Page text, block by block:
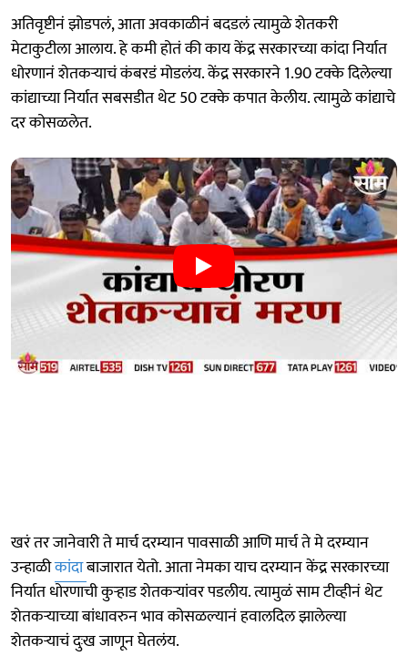
अतिवृष्टीनं झोडपलं, आता अवकाळीनं बदडलं त्यामुळे शेतकरी
मेटाकुटीला आलाय. हे कमी होतं की काय केंद्र सरकारच्या कांदा निर्यात
धोरणानं शेतकऱ्याचं कंबरडं मोडलंय. केंद्र सरकारने 1.90 टक्के दिलेल्या
कांद्याच्या निर्यात सबसडीत थेट 50 टक्के कपात केलीय. त्यामुळे कांद्याचे
दर कोसळलेत.
खरं तर जानेवारी ते मार्च दरम्यान पावसाळी आणि मार्च ते मे दरम्यान
उन्हाळीकांदाबाजारात येतो. आता नेमका याच दरम्यान केंद्र सरकारच्या
निर्यात धोरणाची कुऱ्हाड शेतकऱ्यांवर पडलीय. त्यामुळं साम टीव्हीनं थेट
शेतकऱ्याच्या बांधावरुन भाव कोसळल्यानं हवालदिल झालेल्या
शेतकऱ्याचं दुःख जाणून घेतलंय.